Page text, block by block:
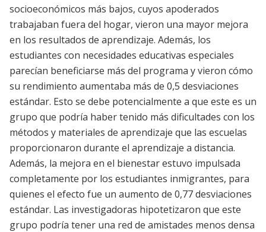
socioeconómicos más bajos, cuyos apoderados
trabajaban fuera del hogar, vieron una mayor mejora
en los resultados de aprendizaje. Además, los
estudiantes con necesidades educativas especiales
parecían beneficiarse más del programa y vieron cómo
su rendimiento aumentaba más de 0,5 desviaciones
estándar. Esto se debe potencialmente a que este es un
grupo que podría haber tenido más dificultades con los
métodos y materiales de aprendizaje que las escuelas
proporcionaron durante el aprendizaje a distancia.
Además, la mejora en el bienestar estuvo impulsada
completamente por los estudiantes inmigrantes, para
quienes el efecto fue un aumento de 0,77 desviaciones
estándar. Las investigadoras hipotetizaron que este
grupo podría tener una red de amistades menos densa